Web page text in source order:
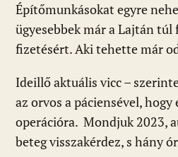
Építőmunkásokat egyre
ügyesebbek már a Lajtán túl
fizetésért. Aki tehette már
Ideillő aktuális vicc –
az orvos a páciensével, hogy
operációra. Mondjuk 2023,
beteg visszakérdez, s hány